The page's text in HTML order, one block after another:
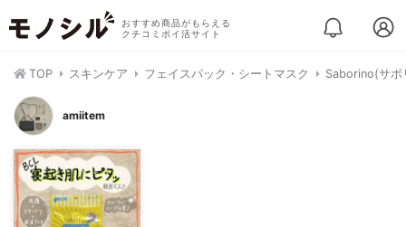
おすすめ商品がもらえる
クチコミポイ活サイト
TOP スキンケア フェイスパック・シートマスク Saborino(サボ
amiitem